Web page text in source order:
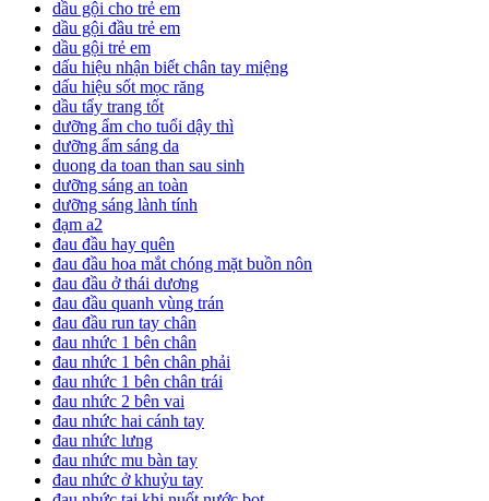
dầu gội cho trẻ em
dầu gội đầu trẻ em
dầu gội trẻ em
dấu hiệu nhận biết chân tay miệng
dấu hiệu sốt mọc răng
dầu tẩy trang tốt
dưỡng ẩm cho tuổi dậy thì
dưỡng ẩm sáng da
duong da toan than sau sinh
dưỡng sáng an toàn
dưỡng sáng lành tính
đạm a2
đau đầu hay quên
đau đầu hoa mắt chóng mặt buồn nôn
đau đầu ở thái dương
đau đầu quanh vùng trán
đau đầu run tay chân
đau nhức 1 bên chân
đau nhức 1 bên chân phải
đau nhức 1 bên chân trái
đau nhức 2 bên vai
đau nhức hai cánh tay
đau nhức lưng
đau nhức mu bàn tay
đau nhức ở khuỷu tay